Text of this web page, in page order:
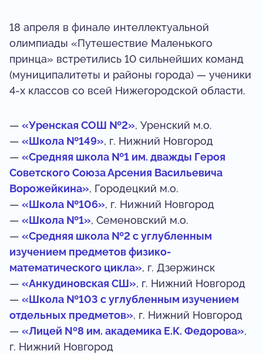
18 апреля в финале интеллектуальной
олимпиады «Путешествие Маленького
принца» встретились 10 сильнейших команд
(муниципалитеты и районы города) — ученики
4‑х классов со всей Нижегородской области.
— «Уренская СОШ №2», Уренский м.о.
— «Школа №149», г. Нижний Новгород
— «Средняя школа №1 им. дважды Героя
Советского Союза Арсения Васильевича
Ворожейкина», Городецкий м.о.
— «Школа №106», г. Нижний Новгород
— «Школа №1», Семеновский м.о.
— «Средняя школа №2 с углубленным
изучением предметов физико-
математического цикла», г. Дзержинск
— «Анкудиновская СШ», г. Нижний Новгород
— «Школа №103 с углубленным изучением
отдельных предметов», г. Нижний Новгород
— «Лицей Nº8 им. академика Е.К. Федорова»,
г. Нижний Новгород